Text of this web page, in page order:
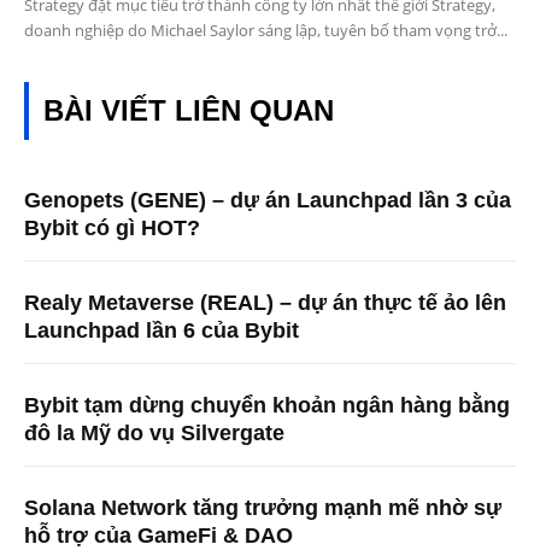
Strategy đặt mục tiêu trở thành công ty lớn nhất thế giới Strategy,
doanh nghiệp do Michael Saylor sáng lập, tuyên bố tham vọng trở...
BÀI VIẾT LIÊN QUAN
Genopets (GENE) – dự án Launchpad lần 3 của
Bybit có gì HOT?
Realy Metaverse (REAL) – dự án thực tế ảo lên
Launchpad lần 6 của Bybit
Bybit tạm dừng chuyển khoản ngân hàng bằng
đô la Mỹ do vụ Silvergate
Solana Network tăng trưởng mạnh mẽ nhờ sự
hỗ trợ của GameFi & DAO